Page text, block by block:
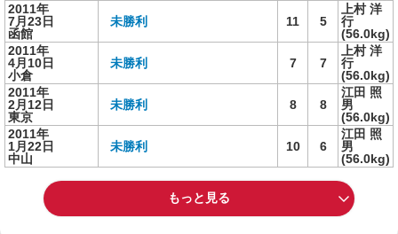
2011年
7月23日
函館
未勝利 11 5
上村 洋
行
(56.0kg)
2011年
4月10日
小倉
未勝利 7 7
上村 洋
行
(56.0kg)
2011年
2月12日
東京
未勝利 8 8
江田 照
男
(56.0kg)
2011年
1月22日
中山
未勝利 10 6
江田 照
男
(56.0kg)
もっと見る